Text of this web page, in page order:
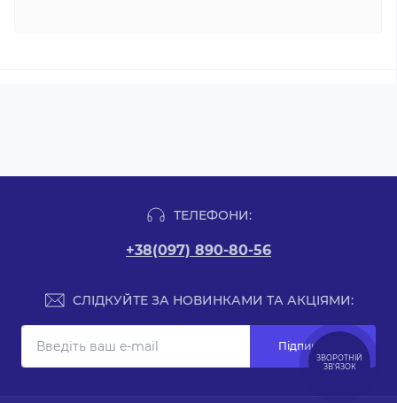
ТЕЛЕФОНИ:
+38(097) 890-80-56
СЛІДКУЙТЕ ЗА НОВИНКАМИ ТА АКЦІЯМИ:
Підпишіться
ЗВОРОТНІЙ
ЗВ’ЯЗОК